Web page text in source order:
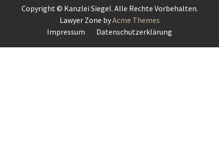
Copyright © Kanzlei Siegel. Alle Rechte Vorbehalten.
Lawyer Zone byAcme Themes
Impressum
Datenschutzerklärung